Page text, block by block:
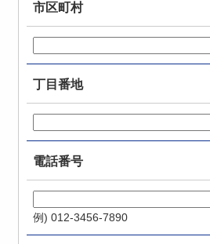
市区町村
丁目番地
電話番号
例) 012-3456-7890